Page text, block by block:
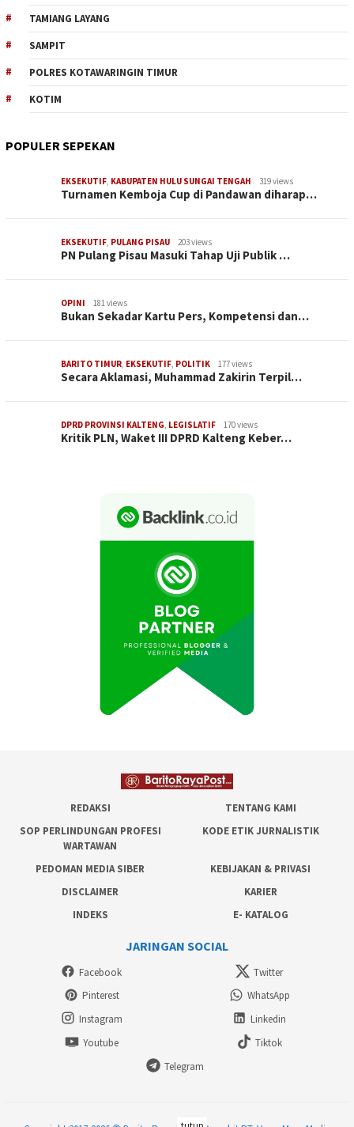
TAMIANG LAYANG
SAMPIT
POLRES KOTAWARINGIN TIMUR
KOTIM
POPULER SEPEKAN
EKSEKUTIF, KABUPATEN HULU SUNGAI TENGAH 319 views
Turnamen Kemboja Cup di Pandawan diharap…
EKSEKUTIF, PULANG PISAU 203 views
PN Pulang Pisau Masuki Tahap Uji Publik …
OPINI 181 views
Bukan Sekadar Kartu Pers, Kompetensi dan…
BARITO TIMUR, EKSEKUTIF, POLITIK 177 views
Secara Aklamasi, Muhammad Zakirin Terpil…
DPRD PROVINSI KALTENG, LEGISLATIF 170 views
Kritik PLN, Waket III DPRD Kalteng Keber…
REDAKSI
TENTANG KAMI
SOP PERLINDUNGAN PROFESI
WARTAWAN
KODE ETIK JURNALISTIK
PEDOMAN MEDIA SIBER
KEBIJAKAN & PRIVASI
DISCLAIMER
KARIER
INDEKS
E- KATALOG
JARINGAN SOCIAL
Facebook
Twitter
Pinterest
WhatsApp
Instagram
Linkedin
Youtube
Tiktok
Telegram